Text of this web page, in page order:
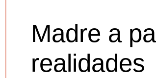
Madre a
realidades